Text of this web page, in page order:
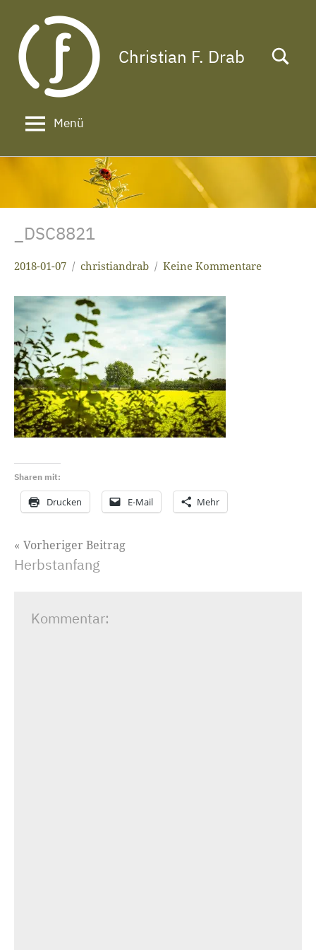
Inhalt
springen
Christian F. Drab
Das
langes
Gesicht!
Menü
_DSC8821
2018-01-07 christiandrab Keine Kommentare
Sharen mit:
Drucken E-Mail Mehr
Beitragsnavigation
Vorheriger Beitrag
Herbstanfang
Kommentar: